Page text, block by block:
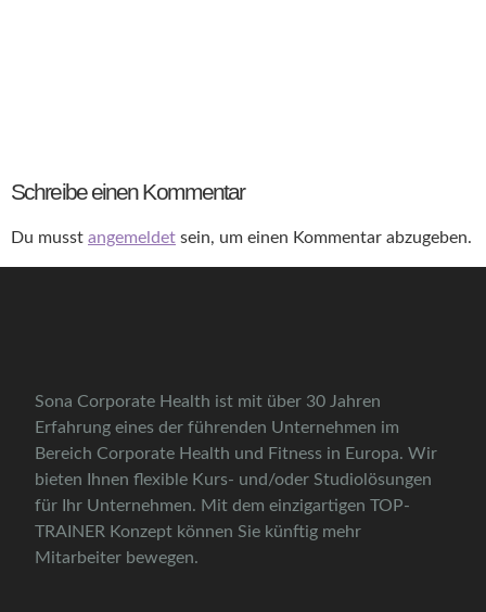
Schreibe einen Kommentar
Du musst angemeldet sein, um einen Kommentar abzugeben.
Sona Corporate Health ist mit über 30 Jahren
Erfahrung eines der führenden Unternehmen im
Bereich Corporate Health und Fitness in Europa. Wir
bieten Ihnen flexible Kurs- und/oder Studiolösungen
für Ihr Unternehmen. Mit dem einzigartigen TOP-
TRAINER Konzept können Sie künftig mehr
Mitarbeiter bewegen.